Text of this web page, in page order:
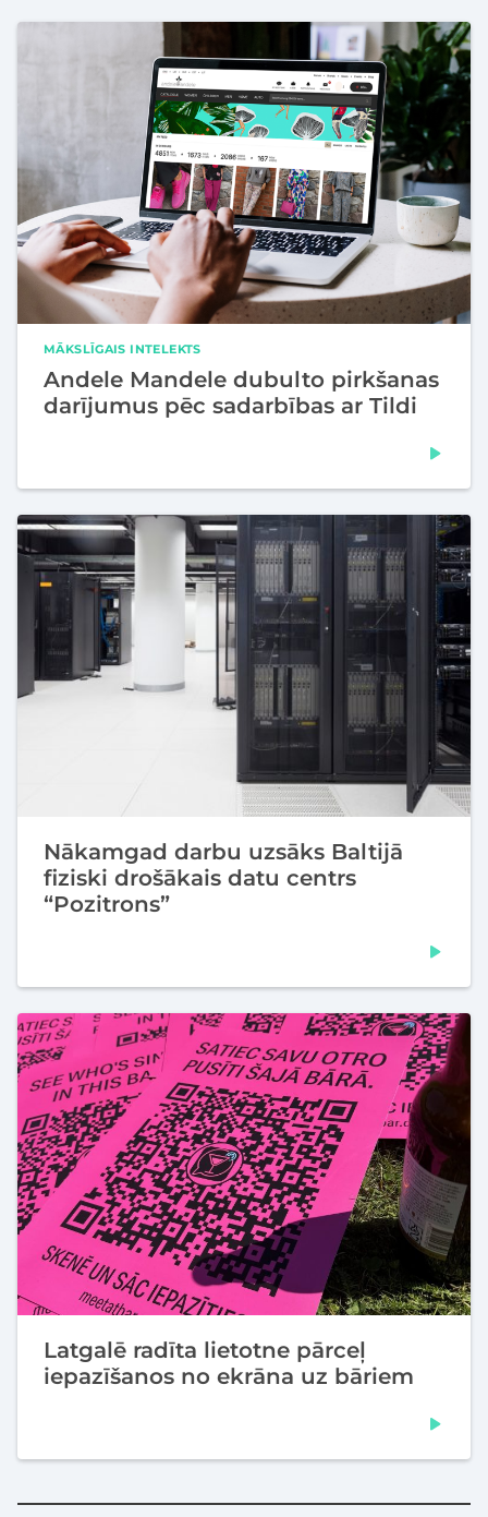
MĀKSLĪGAIS INTELEKTS
Andele Mandele dubulto pirkšanas
darījumus pēc sadarbības ar Tildi
Nākamgad darbu uzsāks Baltijā
fiziski drošākais datu centrs
“Pozitrons”
Latgalē radīta lietotne pārceļ
iepazīšanos no ekrāna uz bāriem